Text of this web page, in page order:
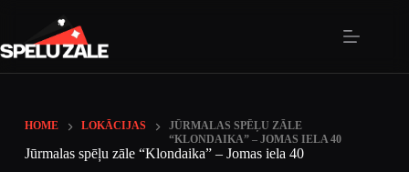
HOME LOKĀCIJAS
JŪRMALAS SPĒĻU ZĀLE
“KLONDAIKA” – JOMAS IELA 40
Jūrmalas spēļu zāle “Klondaika” – Jomas iela 40